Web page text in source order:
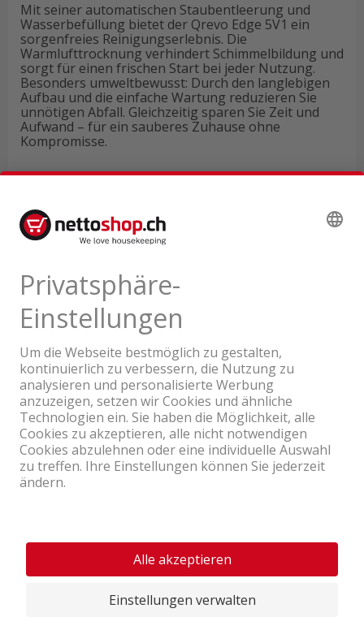
Mit seiner automatischen Staubentleerung und
Wasserbefüllung bietet der Qrevo Edge 5V1 ein
sorgenfreies Reinigungserlebnis. Die
Warmlufttrocknung verhindert Schimmelbildung und
sorgt für einen frischen Start bei jeder Nutzung.
Besonders umweltbewusst: Durch den langlebigen
Aufbau und die einfache Wartung reduzieren Sie
unnötigen Abfall. Gleichzeitig sparen Sie Zeit und
Aufwand – für ein sauberes Zuhause ohne
Kompromisse.
Produktbewertungen
Ein Unternehmen der Coop Gruppe